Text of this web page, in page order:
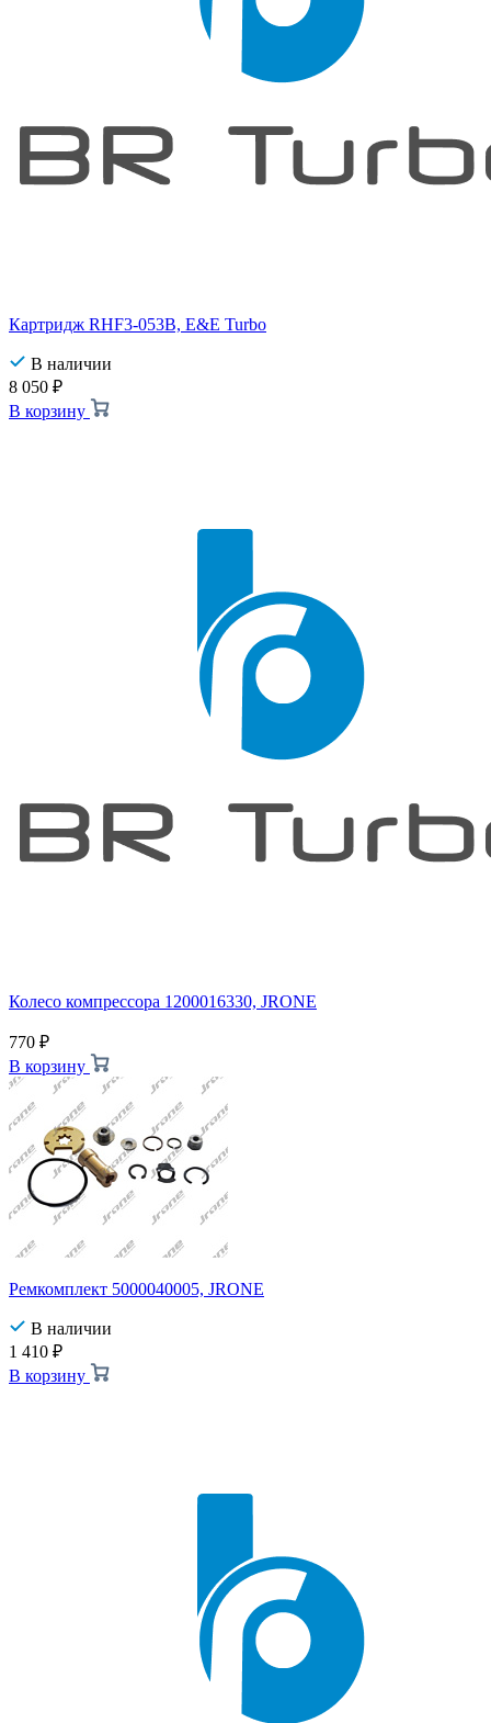
Картридж RHF3-053B, E&E Turbo
В наличии
8 050 ₽
В корзину
Колесо компрессора 1200016330, JRONE
770 ₽
В корзину
Ремкомплект 5000040005, JRONE
В наличии
1 410 ₽
В корзину